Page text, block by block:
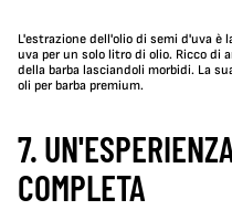
L'estrazione dell'olio di semi d'uva
uva per un solo litro di olio. Ricco di
della barba lasciandoli morbidi. La
oli per barba premium.
7.
COMPLETA